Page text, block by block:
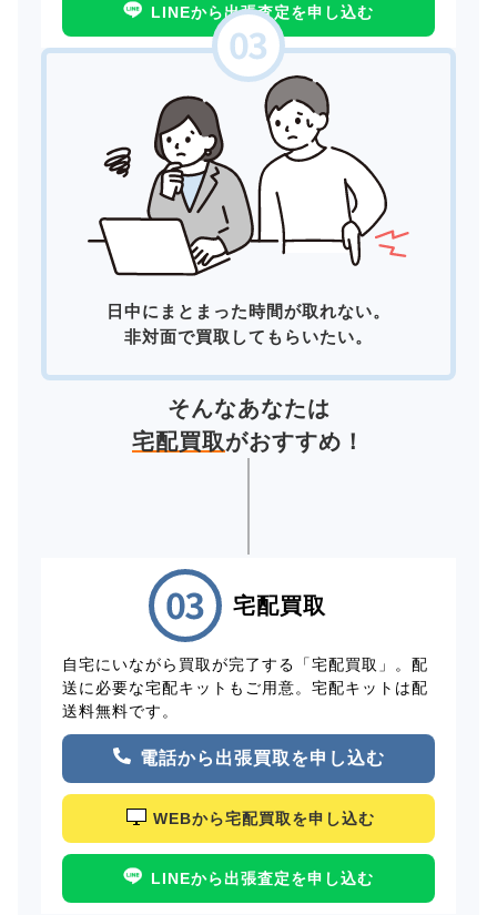
LINEから出張査定を申し込む
日中にまとまった時間が取れない。
非対面で買取してもらいたい。
そんなあなたは
宅配買取がおすすめ！
宅配買取
自宅にいながら買取が完了する「宅配買取」。配
送に必要な宅配キットもご用意。宅配キットは配
送料無料です。
電話から出張買取を申し込む
WEBから宅配買取を申し込む
LINEから出張査定を申し込む